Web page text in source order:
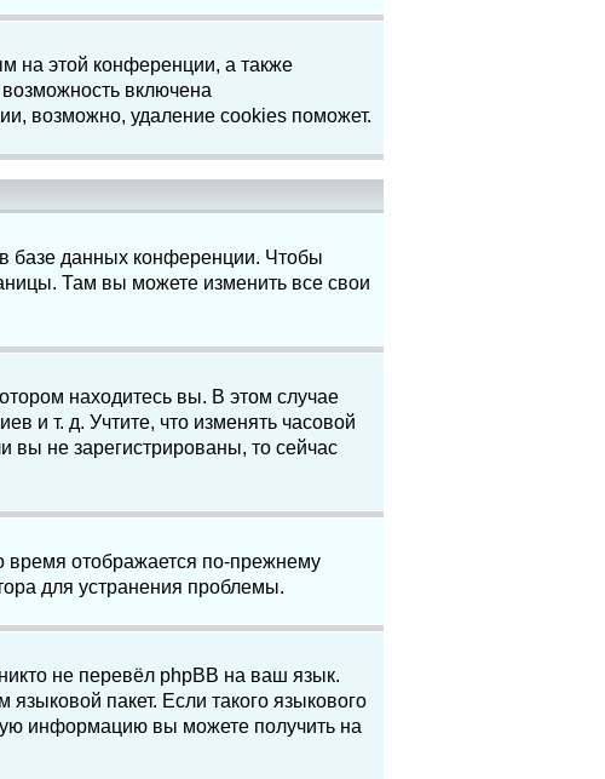
на этой конференции, а также
включена
возможно, удаление cookies поможет.
базе данных конференции. Чтобы
Там вы можете изменить все свои
находитесь вы. В этом случае
и т. д. Учтите, что изменять часовой
вы не зарегистрированы, то сейчас
время отображается по-прежнему
для устранения проблемы.
не перевёл phpBB на ваш язык.
пакет. Если такого языкового
информацию вы можете получить на